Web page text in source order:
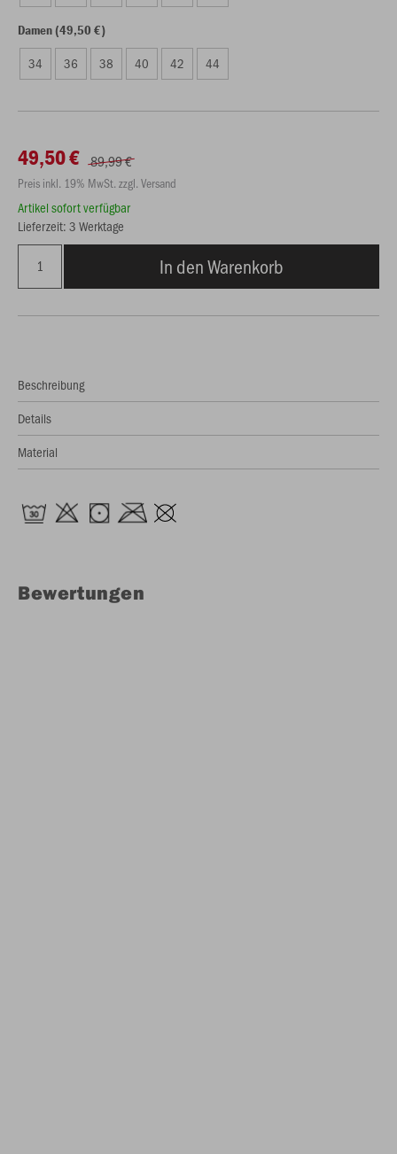
Damen (49,50 €)
34 36 38 40 42 44
49,50 € 89,99 €
Preis inkl. 19% MwSt. zzgl. Versand
Artikel sofort verfügbar
Lieferzeit: 3 Werktage
In den Warenkorb
Beschreibung
Details
Material
Bewertungen